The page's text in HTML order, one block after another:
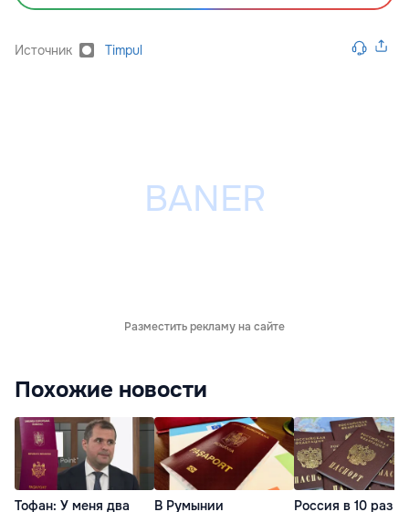
Источник Timpul
Разместить рекламу на сайте
Похожие новости
Тофан: У меня два
В Румынии
Россия в 10 раз